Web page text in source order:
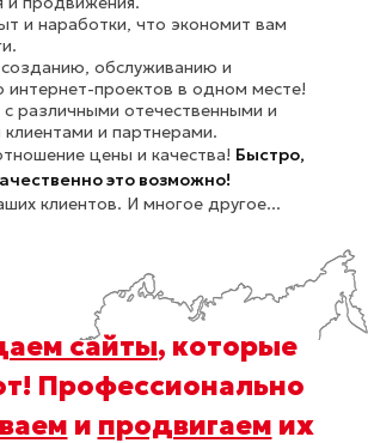
и наработки, что экономит вам
созданию, обслуживанию и
проектов в одном месте!
различными отечественными и
и партнерами.
цены и качества! Быстро,
это возможно!
клиентов. И многое другое...
сайты, которые
Профессионально
и продвигаем их